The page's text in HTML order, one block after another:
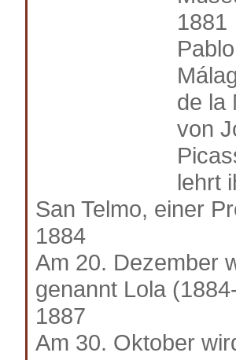
1881
de la
von
lehrt
San Telmo, einer
1884
Am 20. Dezember
genannt Lola
1887
Am 30. Oktober